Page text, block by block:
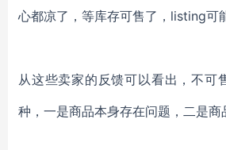
心都凉了，等库存可售了，listing可
从这些卖家的反馈可以看出，不可
种，一是商品本身存在问题，二是商